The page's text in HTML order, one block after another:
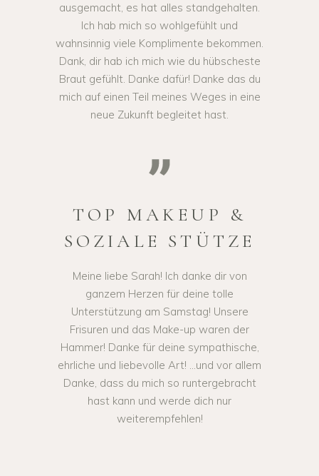
ausgemacht, es hat alles standgehalten.
Ich hab mich so wohlgefühlt und
wahnsinnig viele Komplimente bekommen.
Dank, dir hab ich mich wie du hübscheste
Braut gefühlt. Danke dafür! Danke das du
mich auf einen Teil meines Weges in eine
neue Zukunft begleitet hast.
TOP MAKEUP &
SOZIALE STÜTZE
Meine liebe Sarah! Ich danke dir von
ganzem Herzen für deine tolle
Unterstützung am Samstag! Unsere
Frisuren und das Make-up waren der
Hammer! Danke für deine sympathische,
ehrliche und liebevolle Art! ...und vor allem
Danke, dass du mich so runtergebracht
hast kann und werde dich nur
weiterempfehlen!